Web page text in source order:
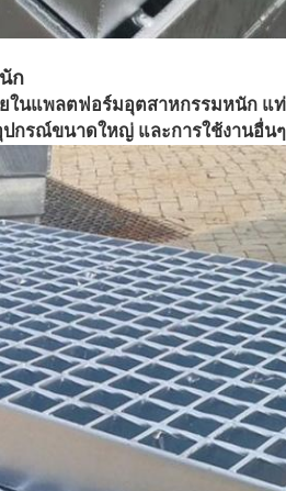
ก
ในแพลตฟอร์มอุตสาหกรรมหนัก แ
กรณ์ขนาดใหญ่ และการใช้งานอื่น